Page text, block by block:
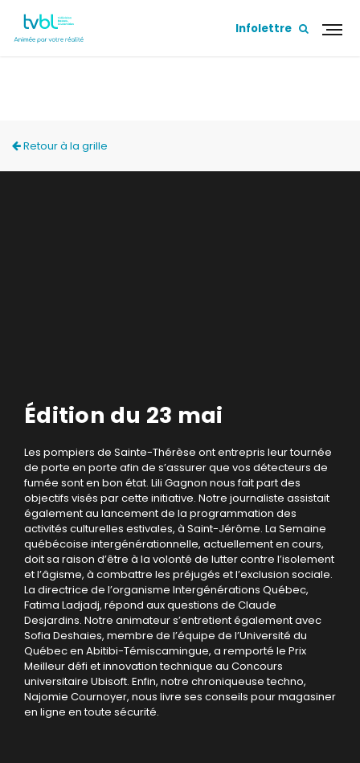
Infolettre
Retour à la grille
Édition du 23 mai
Les pompiers de Sainte-Thérèse ont entrepris leur tournée
de porte en porte afin de s’assurer que vos détecteurs de
fumée sont en bon état. Lili Gagnon nous fait part des
objectifs visés par cette initiative. Notre journaliste assistait
également au lancement de la programmation des
activités culturelles estivales, à Saint-Jérôme. La Semaine
québécoise intergénérationnelle, actuellement en cours,
doit sa raison d’être à la volonté de lutter contre l’isolement
et l’âgisme, à combattre les préjugés et l’exclusion sociale.
La directrice de l’organisme Intergénérations Québec,
Fatima Ladjadj, répond aux questions de Claude
Desjardins. Notre animateur s’entretient également avec
Sofia Deshaies, membre de l’équipe de l’Université du
Québec en Abitibi-Témiscamingue, a remporté le Prix
Meilleur défi et innovation technique au Concours
universitaire Ubisoft. Enfin, notre chroniqueuse techno,
Najomie Cournoyer, nous livre ses conseils pour magasiner
en ligne en toute sécurité.